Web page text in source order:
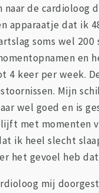
naar de cardioloog
apparaatje dat ik
soms wel 200
en
4 keer per week.
Mijn
wel goed en is
met momenten
ik heel slecht
het gevoel heb
mij